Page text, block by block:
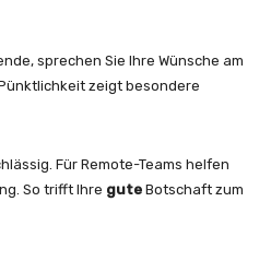
sprechen Sie Ihre Wünsche am
zeigt besondere
Für Remote-Teams helfen
So trifft Ihre gute Botschaft zum